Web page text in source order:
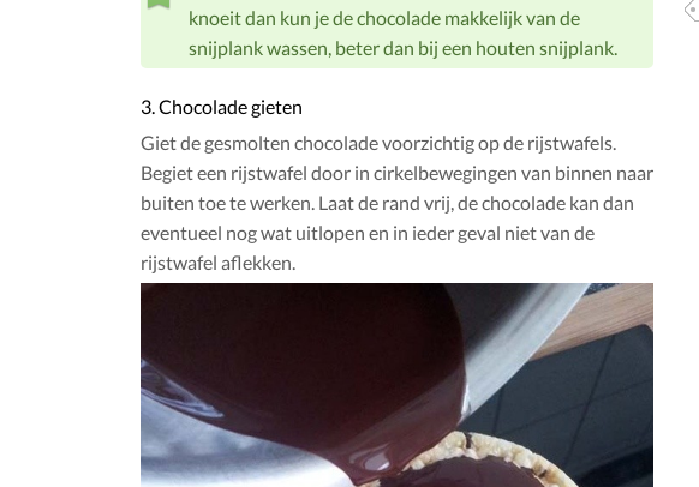
knoeit dan kun je de chocolade makkelijk van de
snijplank wassen, beter dan bij een houten snijplank.
3. Chocolade gieten
Giet de gesmolten chocolade voorzichtig op de rijstwafels.
Begiet een rijstwafel door in cirkelbewegingen van binnen naar
buiten toe te werken. Laat de rand vrij, de chocolade kan dan
eventueel nog wat uitlopen en in ieder geval niet van de
rijstwafel aflekken.